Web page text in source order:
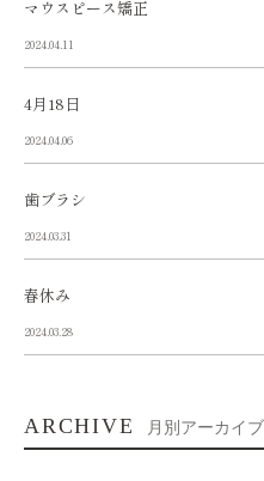
マウスピース矯正
2024.04.11
4月18日
2024.04.06
歯ブラシ
2024.03.31
春休み
2024.03.28
ARCHIVE 月別アーカイブ